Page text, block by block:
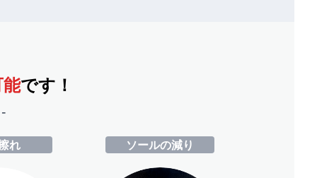
です！
-
れ ソールの減り